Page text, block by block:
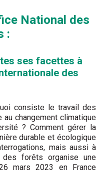
National des
:
ses facettes à
des
consiste le travail des
changement climatique
? Comment gérer la
durable et écologique
mais aussi à
des forêts organise une
mars 2023 en France